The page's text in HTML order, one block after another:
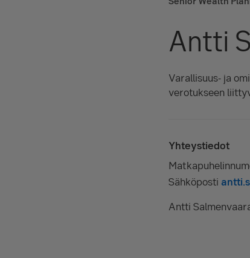
Antti
Varallisuus- ja
verotukseen
Yhteystiedot
Sähköposti
Antti